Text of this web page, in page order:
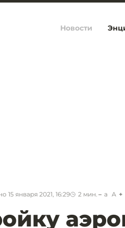
Новости
15 января 2021, 16:29 2 мин. a A